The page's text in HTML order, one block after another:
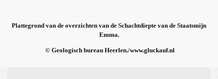
Plattegrond van de overzichten van de Schachtdiepte van de Staatsmijn
Emma.
© Geologisch bureau Heerlen./www.gluckauf.nl